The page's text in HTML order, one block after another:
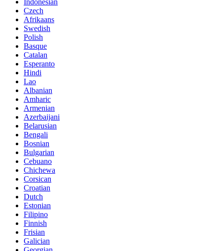
Indonesian
Czech
Afrikaans
Swedish
Polish
Basque
Catalan
Esperanto
Hindi
Lao
Albanian
Amharic
Armenian
Azerbaijani
Belarusian
Bengali
Bosnian
Bulgarian
Cebuano
Chichewa
Corsican
Croatian
Dutch
Estonian
Filipino
Finnish
Frisian
Galician